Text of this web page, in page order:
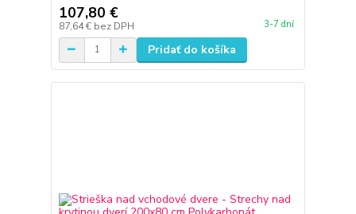
107,80 €
87,64 € bez DPH 3-7 dní
Pridať do košíka